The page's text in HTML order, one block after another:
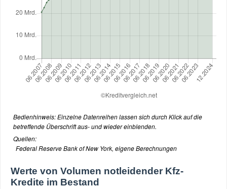
Bedienhinweis: Einzelne Datenreihen lassen sich durch Klick auf die
betreffende Überschrift aus- und wieder einblenden.
Quellen:
Federal Reserve Bank of New York, eigene Berechnungen
Werte von Volumen notleidender Kfz-
Kredite im Bestand